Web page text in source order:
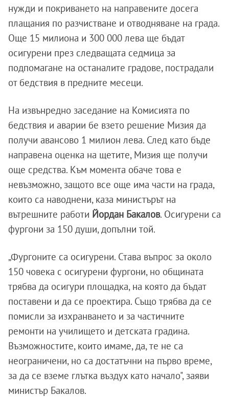
нужди и покриването на направените досега
плащания по разчистване и отводняване на града.
Още 15 милиона и 300 000 лева ще бъдат
осигурени през следващата седмица за
подпомагане на останалите градове, пострадали
от бедствия в предните месеци.
На извънредно заседание на Комисията по
бедствия и аварии бе взето решение Мизия да
получи авансово 1 милион лева. След като бъде
направена оценка на щетите, Мизия ще получи
още средства. Към момента обаче това е
невъзможно, защото все още има части на града,
които са наводнени, каза министърът на
вътрешните работи Йордан Бакалов. Осигурени са
фургони за 150 души, допълни той.
„Фургоните са осигурени. Става въпрос за около
150 човека с осигурени фургони, но общината
трябва да осигури площадка, на която да бъдат
поставени и да се проектира. Също трябва да се
помисли за изхранването и за частичните
ремонти на училището и детската градина.
Възможностите, които имаме, да, те не са
неограничени, но са достатъчни на първо време,
за да се вземе глътка въздух като начало", заяви
министър Бакалов.